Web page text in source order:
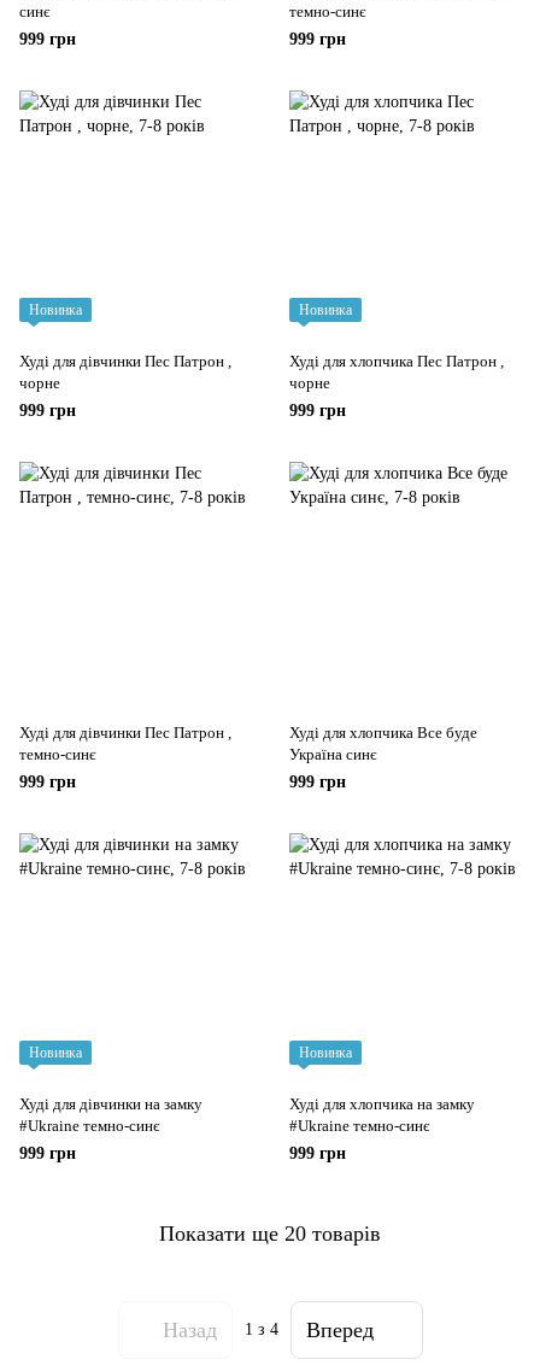
синє
999 грн
темно-синє
999 грн
Новинка
Худі для дівчинки Пес Патрон ,
чорне
999 грн
Новинка
Худі для хлопчика Пес Патрон ,
чорне
999 грн
Худі для дівчинки Пес Патрон ,
темно-синє
999 грн
Худі для хлопчика Все буде
Україна синє
999 грн
Новинка
Худі для дівчинки на замку
#Ukraine темно-синє
999 грн
Новинка
Худі для хлопчика на замку
#Ukraine темно-синє
999 грн
Показати ще 20 товарів
Назад 1 з 4 Вперед